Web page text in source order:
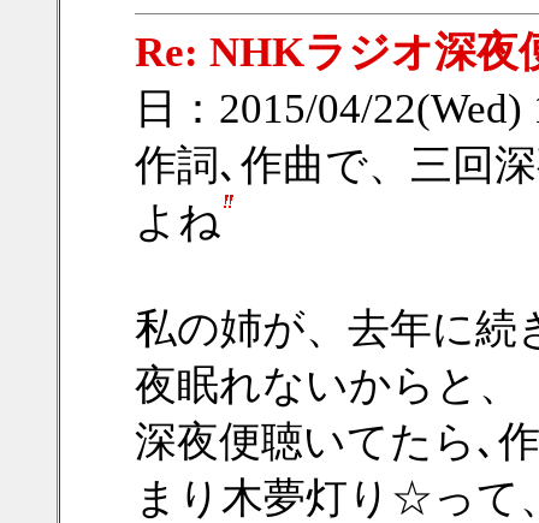
Re: NHKラジオ深夜
日：2015/04/
作詞､作曲で、三回
よね
私の姉が、去年に
夜眠れないからと、
深夜便聴いてたら､
まり木夢灯り☆って